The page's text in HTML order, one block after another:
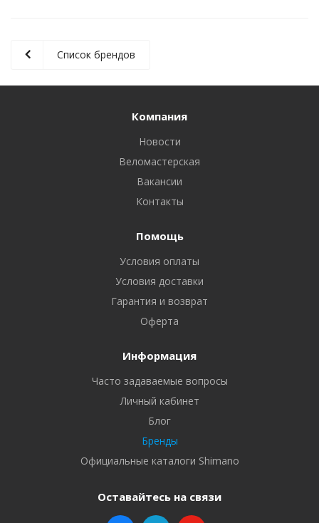
Список брендов
Компания
Новости
Веломастерская
Вакансии
Контакты
Помощь
Условия оплаты
Условия доставки
Гарантия и возврат
Оферта
Информация
Часто задаваемые вопросы
Личный кабинет
Блог
Бренды
Официальные каталоги Shimano
Оставайтесь на связи